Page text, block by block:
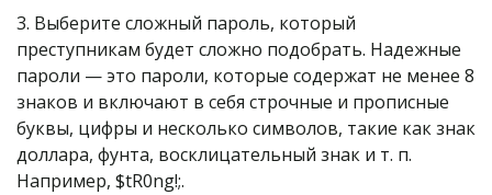
3. Выберите сложный пароль, который
преступникам будет сложно подобрать. Надежные
пароли — это пароли, которые содержат не менее 8
знаков и включают в себя строчные и прописные
буквы, цифры и несколько символов, такие как знак
доллара, фунта, восклицательный знак и т. п.
Например, $tR0ng!;.